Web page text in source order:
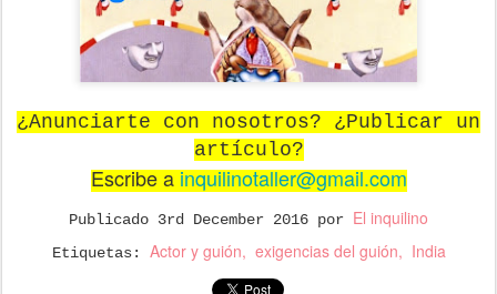
¿Anunciarte con nosotros? ¿Publicar un
artículo?
Escribe ainquilinotaller@gmail.com
Publicado 3rd December 2016 por El inquilino
Etiquetas: Actor y guión exigencias del guión India